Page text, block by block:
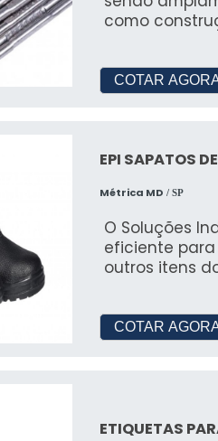
como
COTAR
EPI SAPATOS
Métrica MD / SP
O Soluções
eficiente
outros itens
COTAR
ETIQUETAS